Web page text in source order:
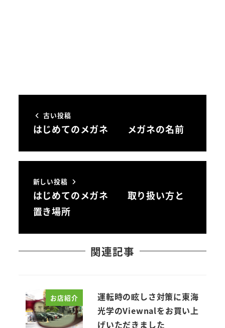
古い投稿
はじめてのメガネ メガネの名前
新しい投稿
はじめてのメガネ 取り扱い方と
置き場所
関連記事
お店紹介
運転時の眩しさ対策に東海
光学のViewnalをお買い上
げいただきました